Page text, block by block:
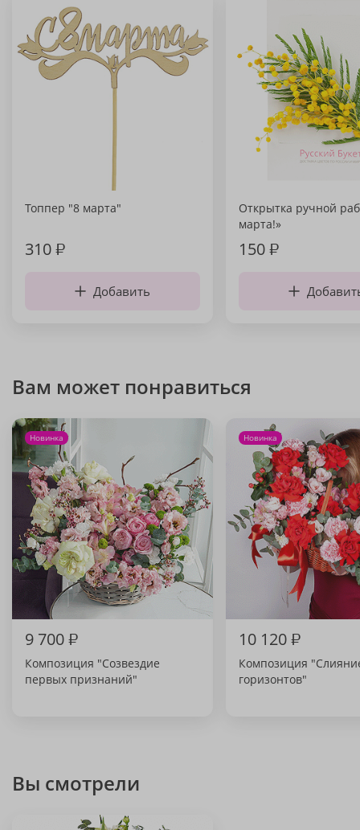
Топпер "8 марта"
310₽
Добавить
Открытка ручной
марта!»
150₽
Вам может понравиться
Новинка
9 700₽
Композиция "Созвездие
первых признаний"
Новинка
10 120₽
Композиция
горизонтов"
Вы смотрели